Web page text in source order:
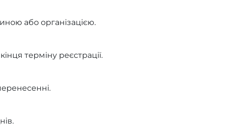
або організацією.
терміну реєстрації.